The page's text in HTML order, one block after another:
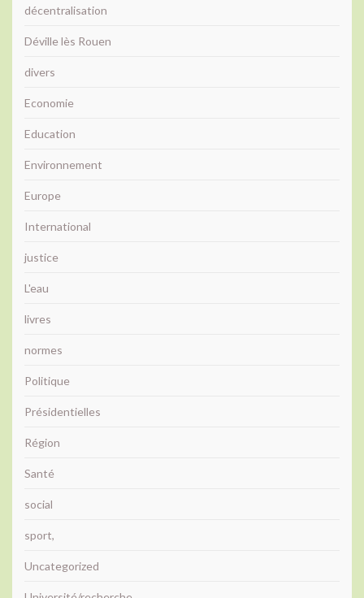
décentralisation
Déville lès Rouen
divers
Economie
Education
Environnement
Europe
International
justice
L'eau
livres
normes
Politique
Présidentielles
Région
Santé
social
sport,
Uncategorized